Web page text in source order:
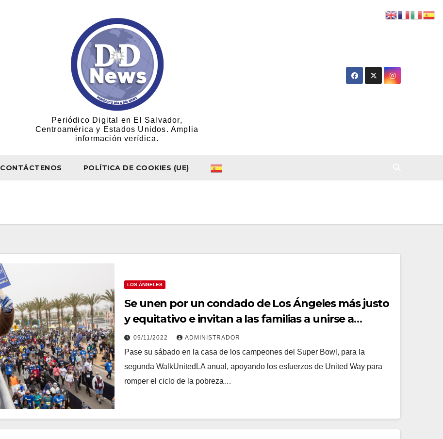
Periódico Digital en El Salvador,
Centroamérica y Estados Unidos. Amplia
información verídica.
CONTÁCTENOS POLÍTICA DE COOKIES (UE)
LOS ÁNGELES
Se unen por un condado de Los Ángeles más justo
y equitativo e invitan a las familias a unirse a
caminata
09/11/2022 ADMINISTRADOR
Pase su sábado en la casa de los campeones del Super Bowl, para la
segunda WalkUnitedLA anual, apoyando los esfuerzos de United Way para
romper el ciclo de la pobreza…